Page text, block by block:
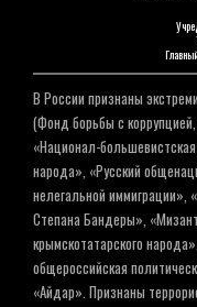
В России признаны
(Фонд борьбы с
«Национал-
народа», «Русский
нелегальной иммиграции»,
Степана Бандеры»,
крымскотатарского
общероссийская
«Айдар». Признаны